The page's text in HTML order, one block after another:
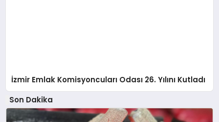
İzmir Emlak Komisyoncuları Odası 26. Yılını Kutladı
Son Dakika